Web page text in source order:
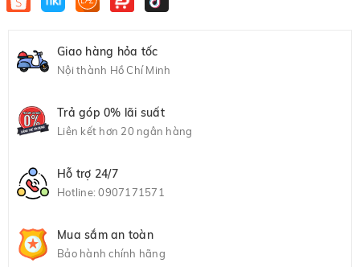
Giao hàng hỏa tốc
Nội thành Hồ Chí Minh
Trả góp 0% lãi suất
Liên kết hơn 20 ngân hàng
Hỗ trợ 24/7
Hotline:0907171571
Mua sắm an toàn
Bảo hành chính hãng